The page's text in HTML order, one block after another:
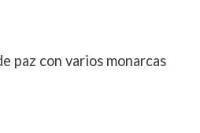
paz con varios monarcas